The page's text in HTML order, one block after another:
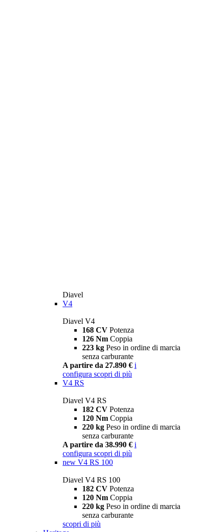
Diavel
V4
Diavel V4
168 CV Potenza
126 Nm Coppia
223 kg Peso in ordine di marcia
senza carburante
A partire da 27.890 € i
configura scopri di più
V4 RS
Diavel V4 RS
182 CV Potenza
120 Nm Coppia
220 kg Peso in ordine di marcia
senza carburante
A partire da 38.990 € i
configura scopri di più
new V4 RS 100
Diavel V4 RS 100
182 CV Potenza
120 Nm Coppia
220 kg Peso in ordine di marcia
senza carburante
scopri di più